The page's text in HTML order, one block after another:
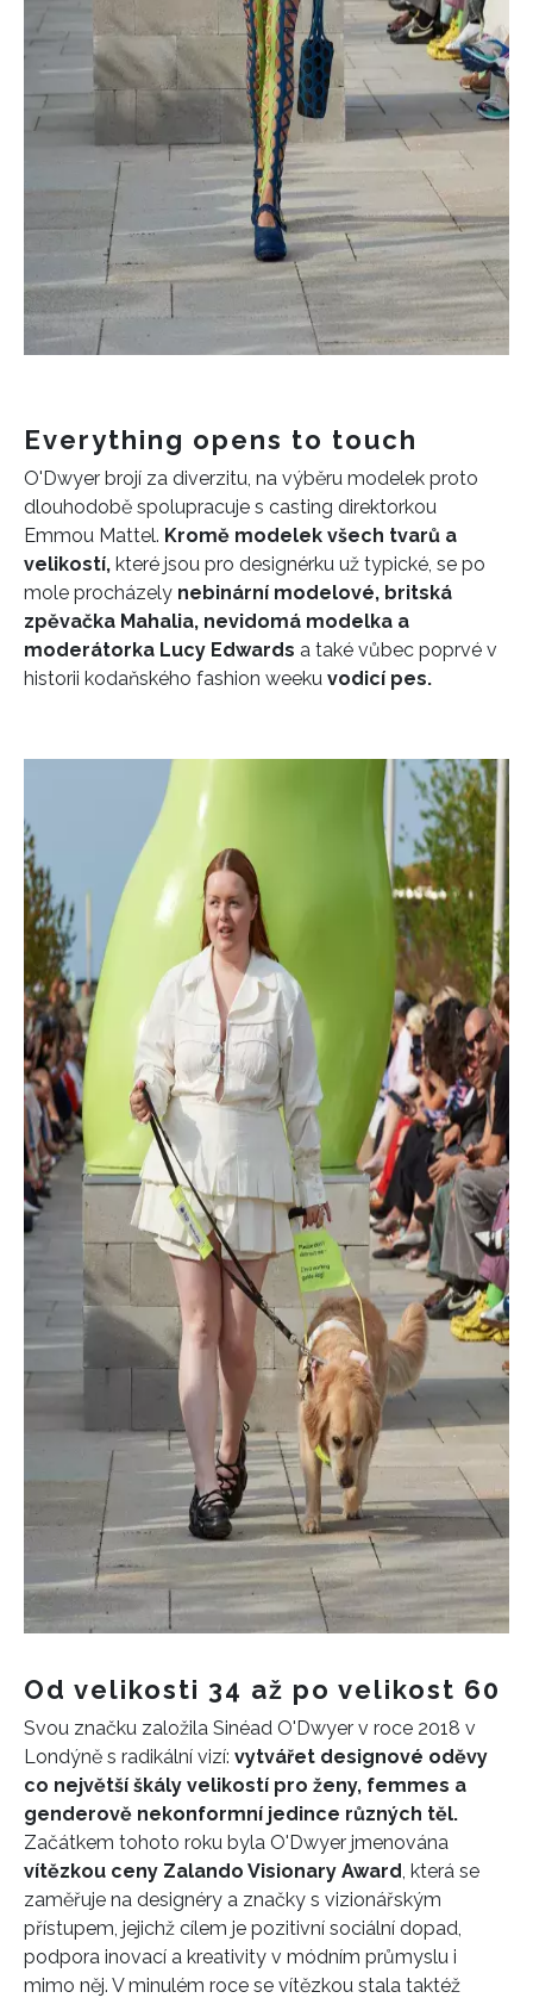
INFORMACE
REDAKCE
Everything opens to touch
O'Dwyer brojí za diverzitu, na výběru modelek proto
dlouhodobě spolupracuje s casting direktorkou
Emmou Mattel. Kromě modelek všech tvarů a
velikostí, které jsou pro designérku už typické, se po
mole procházely nebinární modelové, britská
zpěvačka Mahalia, nevidomá modelka a
moderátorka Lucy Edwards a také vůbec poprvé v
historii kodaňského fashion weeku vodicí pes.
Od velikosti 34 až po velikost 60
Svou značku založila Sinéad O'Dwyer v roce 2018 v
Londýně s radikální vizí: vytvářet designové oděvy
co největší škály velikostí pro ženy, femmes a
genderově nekonformní jedince různých těl.
Začátkem tohoto roku byla O'Dwyer jmenována
vítězkou ceny Zalando Visionary Award , která se
zaměřuje na designéry a značky s vizionářským
přístupem, jejichž cílem je pozitivní sociální dopad,
podpora inovací a kreativity v módním průmyslu i
mimo něj. V minulém roce se vítězkou stala taktéž